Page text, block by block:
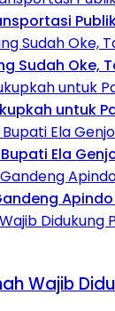
Sudah Oke,
untuk
Ela
Wajib